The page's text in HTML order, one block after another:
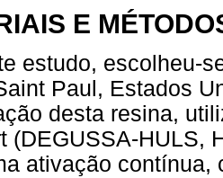
E
estudo, escolheu-
Paul, Estados
desta resina,
(DEGUSSA-HULS,
ativação contínua,